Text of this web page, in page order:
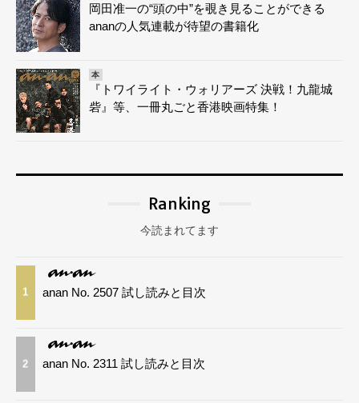
岡田准一の“頭の中”を覗き見ることができる
ananの人気連載が待望の書籍化
本
『トワイライト・ウォリアーズ 決戦！九龍城
砦』等、一冊丸ごと香港映画特集！
Ranking
今読まれてます
1 anan No. 2507 試し読みと目次
2 anan No. 2311 試し読みと目次